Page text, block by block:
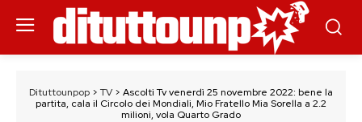
Dituttounpop > TV > Ascolti Tv venerdì 25 novembre 2022: bene la
partita, cala il Circolo dei Mondiali, Mio Fratello Mia Sorella a 2.2
milioni, vola Quarto Grado